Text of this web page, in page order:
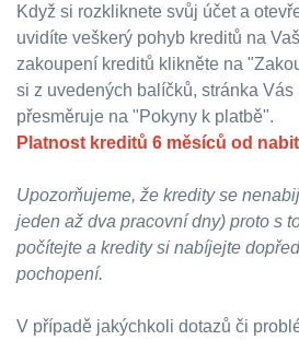
Když si rozkliknete svůj účet a
uvidíte veškerý pohyb kreditů na
zakoupení kreditů klikněte na
si z uvedených balíčků, stránka Vás
přesměruje na "Pokyny k platbě".
Platnost kreditů 6 měsíců od
Upozorňujeme, že kredity se
jeden až dva pracovní dny) proto s
počítejte a kredity si nabíjejte
pochopení.
V případě jakýchkoli dotazů či